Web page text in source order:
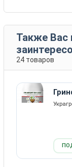
Также Вас
24 товаров
400